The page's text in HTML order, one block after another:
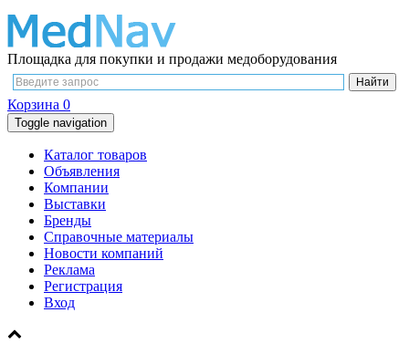
Площадка для покупки и продажи медоборудования
Корзина 0
Toggle navigation
Каталог товаров
Объявления
Компании
Выставки
Бренды
Справочные материалы
Новости компаний
Реклама
Регистрация
Вход